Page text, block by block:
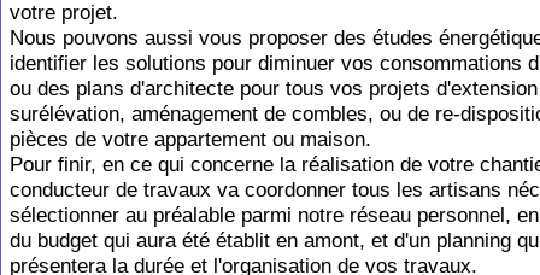
votre projet.
Nous pouvons aussi vous proposer des études
identifier les solutions pour diminuer vos consommations
ou des plans d'architecte pour tous vos projets
surélévation, aménagement de combles, ou de re-
pièces de votre appartement ou maison.
Pour finir, en ce qui concerne la réalisation de votre
conducteur de travaux va coordonner tous les artisans
sélectionner au préalable parmi notre réseau personnel,
du budget qui aura été établit en amont, et d'un planning
présentera la durée et l'organisation de vos travaux.